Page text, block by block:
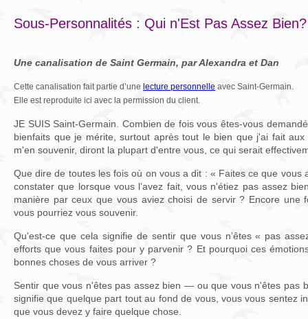
Sous-Personnalités : Qui n'Est Pas Assez Bien?
Une canalisation de Saint Germain, par Alexandra et Dan
Cette canalisation fait partie d’une lecture personnelle avec Saint-Germain.
Elle est reproduite ici avec la permission du client.
JE SUIS Saint-Germain. Combien de fois vous êtes-vous
bienfaits que je mérite, surtout après tout le bien que j'ai fait
m'en souvenir, diront la plupart d'entre vous, ce qui serait
Que dire de toutes les fois où on vous a dit : « Faites ce que vous
constater que lorsque vous l’avez fait, vous n'étiez pas assez
manière par ceux que vous aviez choisi de servir ? Encore une
vous pourriez vous souvenir.
Qu'est-ce que cela signifie de sentir que vous n’êtes « pas
efforts que vous faites pour y parvenir ? Et pourquoi ces
bonnes choses de vous arriver ?
Sentir que vous n'êtes pas assez bien — ou que vous n'êtes pas
signifie que quelque part tout au fond de vous, vous vous sentez
que vous devez y faire quelque chose.